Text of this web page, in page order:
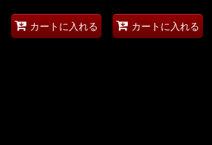
カートに入れる カートに入れる